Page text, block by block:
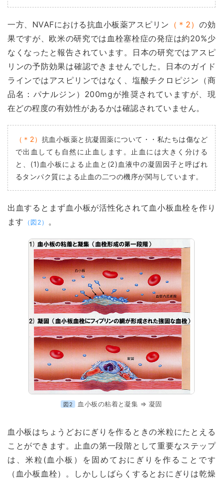
一方、NVAFにおける抗血小板薬アスピリン （＊2） の効
果ですが、欧米の研究では血栓塞栓症の発症は約20%少
なくなったと報告されています。日本の研究ではアスピ
リンの予防効果は確認できませんでした。日本のガイド
ラインではアスピリンではなく、塩酸チクロピジン（商
品名：パナルジン）200mgが推奨されていますが、現
在どの程度の有効性があるかは確認されていません。
（＊2） 抗血小板薬と抗凝固薬について・・私たちは傷など
で出血しても自然に止血します。止血には大きく分ける
と、(1)血小板による止血と(2)血液中の凝固因子と呼ばれ
るタンパク質による止血の二つの機序が関与しています。
出血するとまず血小板が活性化されて血小板血栓を作り
ます
（図2） 。
図2 血小板の粘着と凝集 ⇒ 凝固
血小板はちょうどおにぎりを作るときの米粒にたとえる
ことができます。止血の第一段階として重要なステップ
は、米粒(血小板）を固めておにぎりを作ることです
（血小板血栓）。しかししばらくするとおにぎりは乾燥